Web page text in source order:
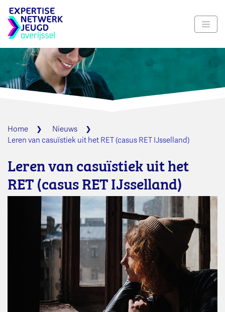
Home
Nieuws
Leren van casuïstiek uit het RET (casus RET IJsselland)
Leren van casuïstiek uit het
RET (casus RET IJsselland)